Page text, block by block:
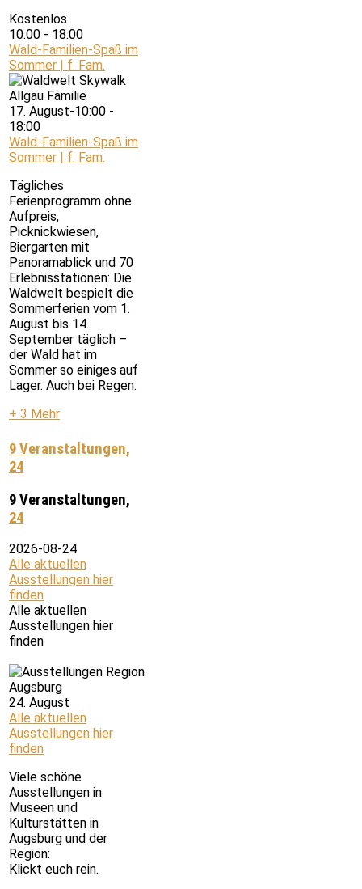
Kostenlos
10:00 - 18:00
Wald-Familien-Spaß im
Sommer | f. Fam.
17. August-10:00 -
18:00
Wald-Familien-Spaß im
Sommer | f. Fam.
Tägliches
Ferienprogramm ohne
Aufpreis,
Picknickwiesen,
Biergarten mit
Panoramablick und 70
Erlebnisstationen: Die
Waldwelt bespielt die
Sommerferien vom 1.
August bis 14.
September täglich –
der Wald hat im
Sommer so einiges auf
Lager. Auch bei Regen.
+ 3 Mehr
9 Veranstaltungen,
24
9 Veranstaltungen,
24
2026-08-24
Alle aktuellen
Ausstellungen hier
finden
Alle aktuellen
Ausstellungen hier
finden
24. August
Alle aktuellen
Ausstellungen hier
finden
Viele schöne
Ausstellungen in
Museen und
Kulturstätten in
Augsburg und der
Region:
Klickt euch rein.